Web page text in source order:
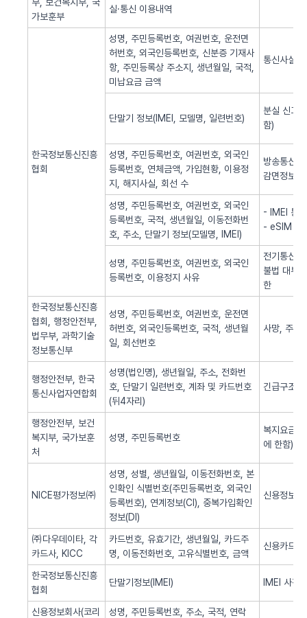
가보훈부
실·통신 이용내역
한국정보통신진흥
협회
성명, 주민등록번호, 여권번호, 운전면
허번호, 외국인등록번호, 신분증 기재사
항, 주민등록상 주소지, 생년월일, 국적,
미납요금 금액
통신사실
단말기 정보(IMEI, 모델명, 일련번호)
분실 신고
함)
성명, 주민등록번호, 여권번호, 외국인
등록번호, 연체금액, 가입현황, 이용정
지, 해지사실, 회선 수
방송통신
감면정보
성명, 주민등록번호, 여권번호, 외국인
등록번호, 국적, 생년월일, 이동전화번
호, 주소, 단말기 정보(모델명, IMEI)
- IMEI 통
- eSIM 동
성명, 주민등록번호, 여권번호, 외국인
등록번호, 이용정지 사유
전기통신
불법 대부
한
한국정보통신진흥
협회, 행정안전부,
법무부, 과학기술
정보통신부
성명, 주민등록번호, 여권번호, 운전면
허번호, 외국인등록번호, 국적, 생년월
일, 회선번호
사망, 주민
행정안전부, 한국
통신사업자연합회
성명(법인명), 생년월일, 주소, 전화번
호, 단말기 일련번호, 계좌 및 카드번호
(뒤4자리)
긴급구조(
행정안전부, 보건
복지부, 국가보훈
처
성명, 주민등록번호
복지요금
에 한함)
NICE평가정보㈜
성명, 성별, 생년월일, 이동전화번호, 본
인확인 식별번호(주민등록번호, 외국인
등록번호), 연계정보(CI), 중복가입확인
정보(DI)
신용정보
㈜다우데이타, 각
카드사, KICC
카드번호, 유효기간, 생년월일, 카드주
명, 이동전화번호, 고유식별번호, 금액
신용카드
한국정보통신진흥
협회
단말기정보(IMEI) IMEI 사전
신용정보회사(코리
성명, 주민등록번호, 주소, 국적, 연락